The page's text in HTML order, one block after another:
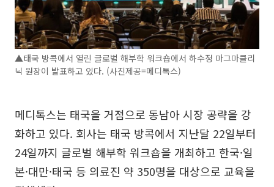
▲태국 방콕에서 열린 글로벌 해부학 워크숍에서 하수정 마그마클리
닉 원장이 발표하고 있다. (사진제공=메디톡스)
메디톡스는 태국을 거점으로 동남아 시장 공략을 강
화하고 있다. 회사는 태국 방콕에서 지난달 22일부터
24일까지 글로벌 해부학 워크숍을 개최하고 한국·일
본·대만·태국 등 의료진 약 350명을 대상으로 교육을